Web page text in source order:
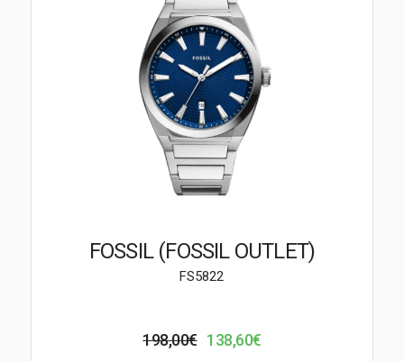
FOSSIL (FOSSIL OUTLET)
FS5822
198,00€ 138,60€